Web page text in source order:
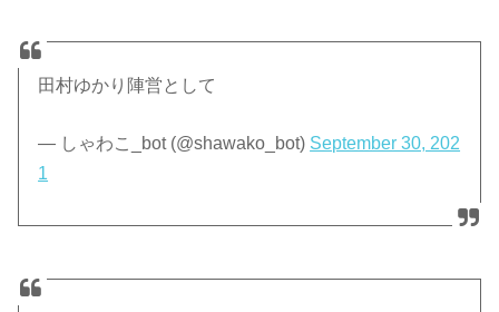
田村ゆかり陣営として
— しゃわこ_bot (@shawako_bot) September 30, 202
1